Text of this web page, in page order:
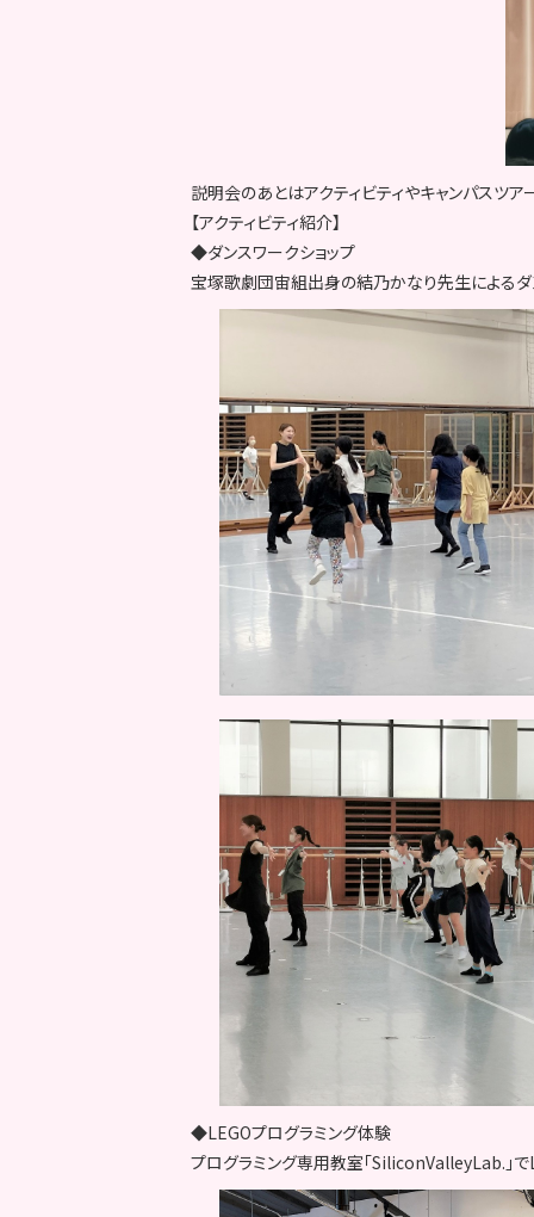
説明会のあとはアクティビティやキャンパスツ
【アクティビティ紹介】
◆ダンスワークショップ
宝塚歌劇団宙組出身の結乃かなり先生によるダ
◆LEGOプログラミング体験
プログラミング専用教室「SiliconValleyLab.」で